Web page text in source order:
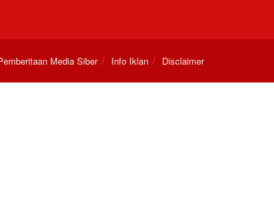
Media Siber Info Iklan Disclaimer